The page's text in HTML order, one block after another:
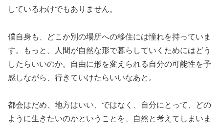
しているわけでもありません。
僕自身も、どこか別の場所への移住には憧れを持っていま
す。もっと、人間が自然な形で暮らしていくためにはどう
したらいいのか。自由に形を変えられる自分の可能性を予
感しながら、行きていけたらいいなあと。
都会はだめ、地方はいい、ではなく、自分にとって、どの
ように生きたいのかということを、自然と考えてしまいま